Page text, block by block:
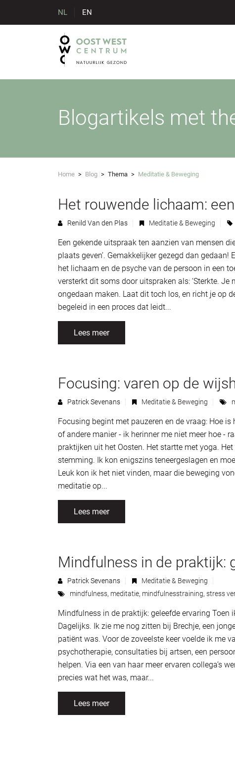
NL EN
Blogartikels met
Home > Blog > Thema > Meditatie & Beweging
Het rouwende lichaam:
Renild Van den Plas Meditatie & Beweging
Een gekende uitspraak ten aanzien van mensen
plaats geven’. Gemakkelijker gezegd dan
het lichaam en de psyche van de persoon in een
versterkt dit soms door uitspraken als: ‘Sterkte.
ongedaan maken. Laat dit toch los, en richt je op
begeleid in een proces dat leidt...
Lees meer
Focusing: varen op de
Patrick Sevenans Meditatie & Beweging
Focusing begint met pauzeren en de vraag: Hoe
of andere manier - ik herinner me niet meer hoe -
praktijken uit het Oosten. Het startte met yoga.
stemming. Ik kon enigszins teneergeslagen en
Leuk kon ik het niet vinden, maar die beweging
meditatie op...
Lees meer
Mindfulness in de praktijk:
Patrick Sevenans
Meditatie & Beweging
mindfulness, meditatie, mindfulnesstraining, stress
Mindfulness in de praktijk: geleefde ervaring
Dagelijks. Ik zie me nog zitten bij Brechje, een
patiënt was. Voor de zoveelste keer voelde ik me
psychotherapie, consultaties bij artsen, een
helpen. Via een van haar meer ervaren collega’s
precies wat het was, maar...
Lees meer